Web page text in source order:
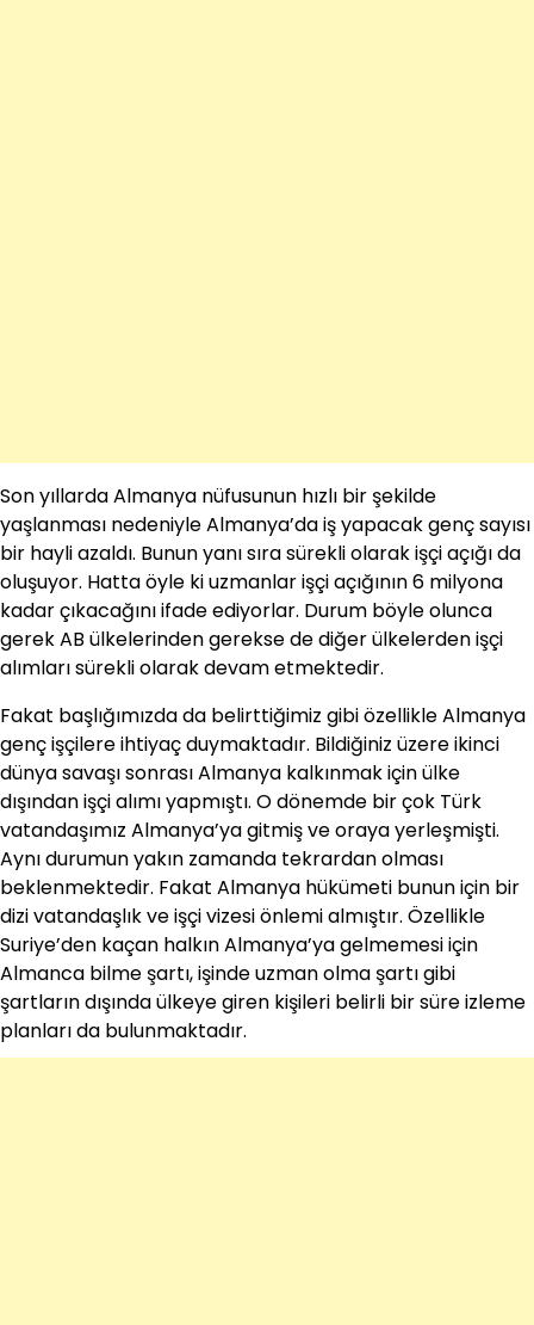
Son yıllarda Almanya nüfusunun hızlı bir şekilde
yaşlanması nedeniyle Almanya’da iş yapacak genç sayısı
bir hayli azaldı. Bunun yanı sıra sürekli olarak işçi açığı da
oluşuyor. Hatta öyle ki uzmanlar işçi açığının 6 milyona
kadar çıkacağını ifade ediyorlar. Durum böyle olunca
gerek AB ülkelerinden gerekse de diğer ülkelerden işçi
alımları sürekli olarak devam etmektedir.
Fakat başlığımızda da belirttiğimiz gibi özellikle Almanya
genç işçilere ihtiyaç duymaktadır. Bildiğiniz üzere ikinci
dünya savaşı sonrası Almanya kalkınmak için ülke
dışından işçi alımı yapmıştı. O dönemde bir çok Türk
vatandaşımız Almanya’ya gitmiş ve oraya yerleşmişti.
Aynı durumun yakın zamanda tekrardan olması
beklenmektedir. Fakat Almanya hükümeti bunun için bir
dizi vatandaşlık ve işçi vizesi önlemi almıştır. Özellikle
Suriye’den kaçan halkın Almanya’ya gelmemesi için
Almanca bilme şartı, işinde uzman olma şartı gibi
şartların dışında ülkeye giren kişileri belirli bir süre izleme
planları da bulunmaktadır.